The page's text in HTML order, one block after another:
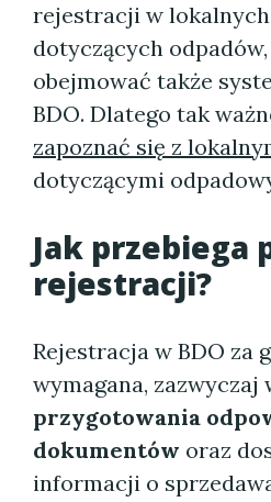
rejestracji w
dotyczących
obejmować także
BDO. Dlatego tak
zapoznać się z
dotyczącymi
Jak przebiega
rejestracji?
Rejestracja w BDO za
wymagana, zazwyczaj
przygotowania
dokumentów oraz
informacji o